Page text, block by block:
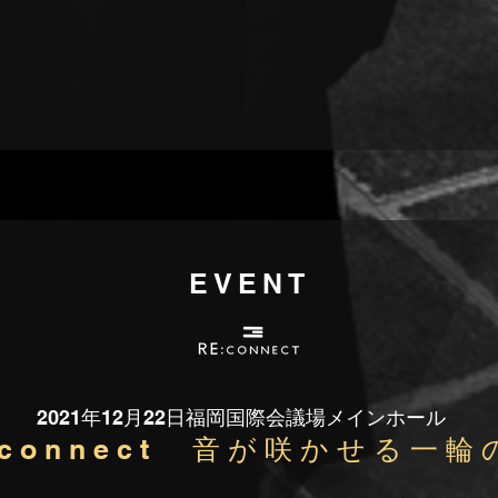
EVENT
2021年12月 22日福岡国際会議場メインホール
音が咲かせる一輪